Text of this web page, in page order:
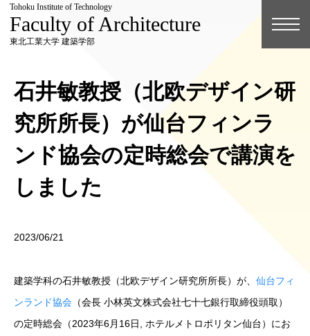
Tohoku Institute of Technology
Faculty of Architecture
東北工業大学 建築学部
石井敏教授（北欧デザイン研
究所所長）が仙台フィンラ
ンド協会の定時総会で講演を
しました
2023/06/21
建築学科の石井敏教授（北欧デザイン研究所所長）が、 仙台フィ
ンランド協会 （会長 小林英文株式会社七十七銀行取締役頭取）
の定時総会（2023年6月 16日, ホテルメトロポリタン仙台）にお